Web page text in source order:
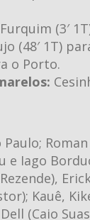
(3′
(48′ 1T)
o Porto.
Paulo;
e Iago
Kauê,
(Caio